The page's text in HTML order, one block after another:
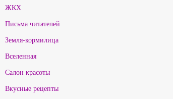
ЖКХ
Письма читателей
Земля-кормилица
Вселенная
Салон красоты
Вкусные рецепты